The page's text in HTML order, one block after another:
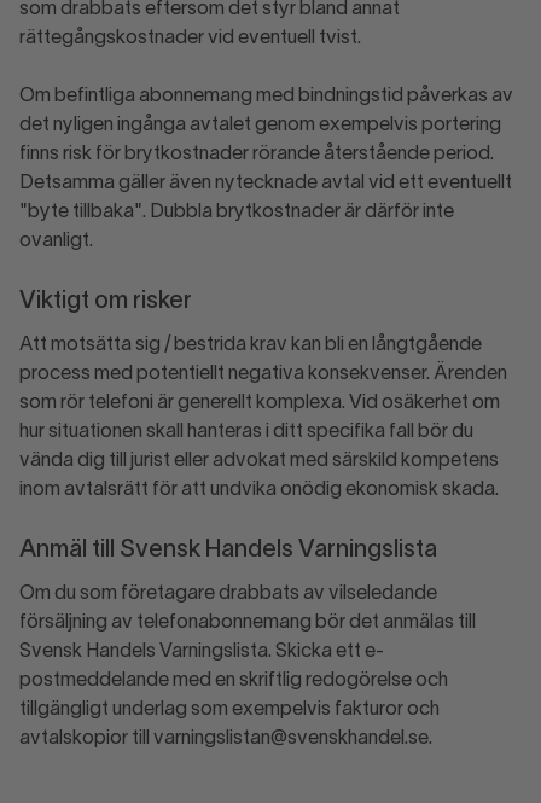
som drabbats eftersom det styr bland annat
rättegångskostnader vid eventuell tvist.
Om befintliga abonnemang med bindningstid påverkas av
det nyligen ingånga avtalet genom exempelvis portering
finns risk för brytkostnader rörande återstående period.
Detsamma gäller även nytecknade avtal vid ett eventuellt
"byte tillbaka". Dubbla brytkostnader är därför inte
ovanligt.
Viktigt om risker
Att motsätta sig / bestrida krav kan bli en långtgående
process med potentiellt negativa konsekvenser. Ärenden
som rör telefoni är generellt komplexa. Vid osäkerhet om
hur situationen skall hanteras i ditt specifika fall bör du
vända dig till jurist eller advokat med särskild kompetens
inom avtalsrätt för att undvika onödig ekonomisk skada.
Anmäl till Svensk Handels Varningslista
Om du som företagare drabbats av vilseledande
försäljning av telefonabonnemang bör det anmälas till
Svensk Handels Varningslista. Skicka ett e-
postmeddelande med en skriftlig redogörelse och
tillgängligt underlag som exempelvis fakturor och
avtalskopior till varningslistan@svenskhandel.se.